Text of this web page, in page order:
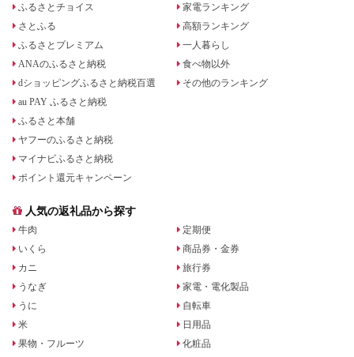
ふるさとチョイス
さとふる
ふるさとプレミアム
ANAのふるさと納税
dショッピングふるさと納税百選
au PAY ふるさと納税
ふるさと本舗
ヤフーのふるさと納税
マイナビふるさと納税
ポイント還元キャンペーン
家電ランキング
高額ランキング
一人暮らし
食べ物以外
その他のランキング
人気の返礼品から探す
牛肉
いくら
カニ
うなぎ
うに
米
果物・フルーツ
定期便
商品券・金券
旅行券
家電・電化製品
自転車
日用品
化粧品